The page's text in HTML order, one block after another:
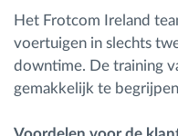
Het Frotcom Ireland
voertuigen in slechts
downtime. De training
gemakkelijk te